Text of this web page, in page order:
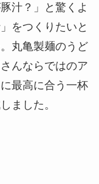
汁？」と驚くよ
をつくりたいと
丸亀製麺のうど
んならではのア
最高に合う一杯
ました。